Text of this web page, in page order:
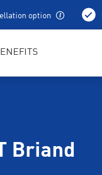
option
Briand